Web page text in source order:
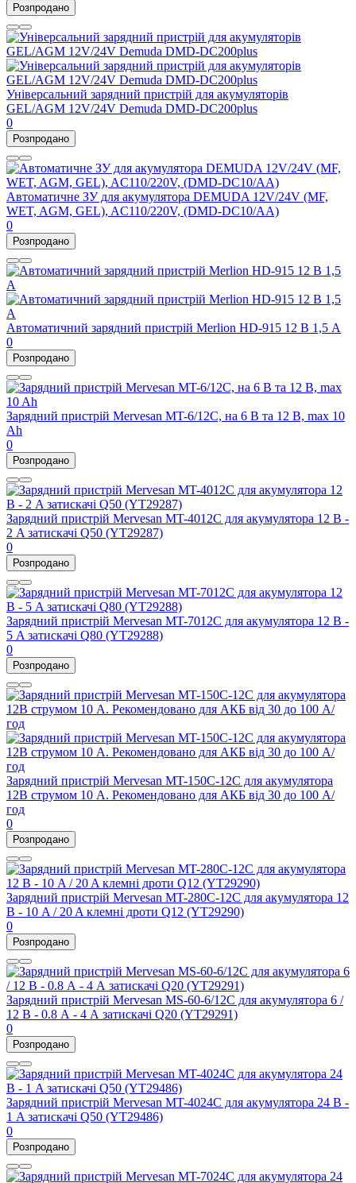
Розпродано
Універсальний зарядний пристрій для акумуляторів
GEL/AGM 12V/24V Demuda DMD-DC200plus
0
Розпродано
Автоматичне ЗУ для акумулятора DEMUDA 12V/24V (MF,
WET, AGM, GEL), AC110/220V, (DMD-DC10/AA)
0
Розпродано
Автоматичний зарядний пристрій Merlion HD-915 12 В 1,5 А
0
Розпродано
Зарядний пристрій Mervesan MT-6/12C, на 6 В та 12 В, max 10
Ah
0
Розпродано
Зарядний пристрій Mervesan MT-4012C для акумулятора 12 В -
2 A затискачі Q50 (YT29287)
0
Розпродано
Зарядний пристрій Mervesan MT-7012C для акумулятора 12 В -
5 A затискачі Q80 (YT29288)
0
Розпродано
Зарядний пристрій Mervesan MT-150C-12C для акумулятора
12В струмом 10 А. Рекомендовано для АКБ від 30 до 100 А/
год
0
Розпродано
Зарядний пристрій Mervesan MT-280C-12C для акумулятора 12
В - 10 A / 20 A клемні дроти Q12 (YT29290)
0
Розпродано
Зарядний пристрій Mervesan MS-60-6/12C для акумулятора 6 /
12 В - 0.8 А - 4 А затискачі Q20 (YT29291)
0
Розпродано
Зарядний пристрій Mervesan MT-4024C для акумулятора 24 В -
1 A затискачі Q50 (YT29486)
0
Розпродано